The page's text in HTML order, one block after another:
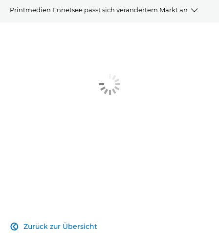
Printmedien Ennetsee passt sich verändertem Markt an
Zurück zur Übersicht
